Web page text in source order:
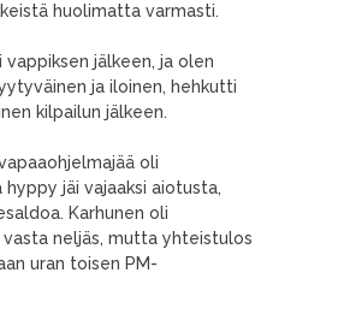
huolimatta varmasti.
vappiksen jälkeen, ja olen
ja iloinen, hehkutti
kilpailun jälkeen.
oli
hyppy jäi vajaaksi aiotusta,
Karhunen oli
neljäs, mutta yhteistulos
uran toisen PM-